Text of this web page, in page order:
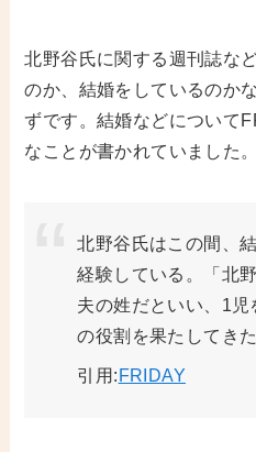
北野谷氏に関する週刊誌な
のか、結婚をしているのか
ずです。結婚などについて
なことが書かれていました。
北野谷氏はこの間、
経験している。「北
夫の姓だといい、1
の役割を果たしてきた
引用: FRIDAY